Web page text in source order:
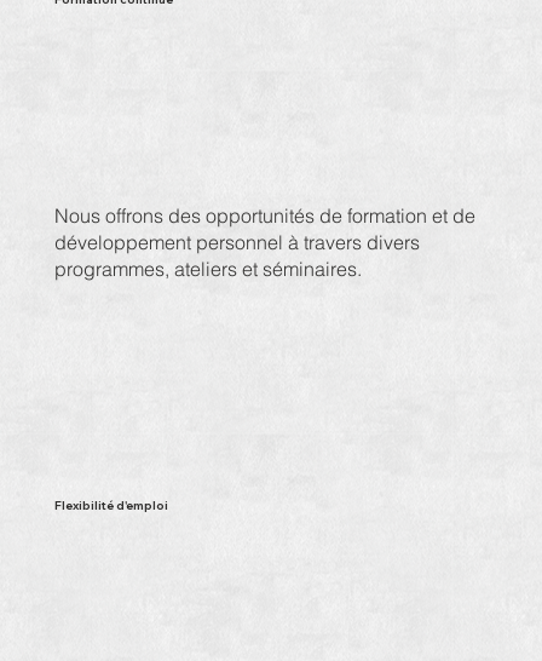
Nous offrons des opportunités de formation et de
développement personnel à travers divers
programmes, ateliers et séminaires.
Flexibilité d'emploi